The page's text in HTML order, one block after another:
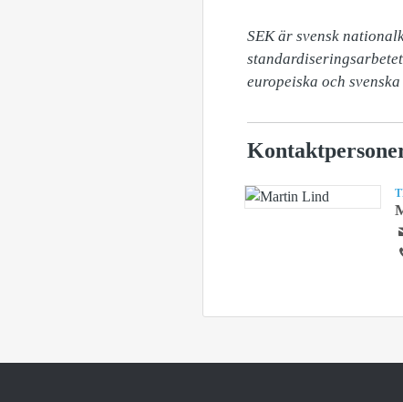
SEK är svensk
europeiska och